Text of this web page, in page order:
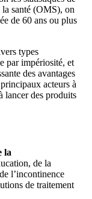
santé (OMS), on
de 60 ans ou plus
types
par impériosité, et
des avantages
acteurs à
lancer des produits
la
de la
l’incontinence
de traitement